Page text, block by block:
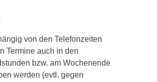
von den Telefonzeiten
Termine auch in den
bzw. am Wochenende
werden (evtl. gegen